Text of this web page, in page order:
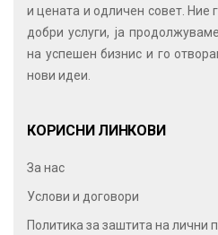
и цената и одличен совет. Ние
добри услуги, ја
на успешен бизнис и го
нови идеи.
КОРИСНИ ЛИНКОВИ
За нас
Услови и договори
Политика за заштита на лични